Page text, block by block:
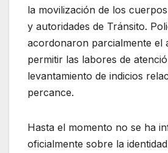
la movilización de los
y autoridades de Tránsito.
acordonaron parcialmente el
permitir las labores de
levantamiento de indicios
percance.
Hasta el momento no se ha
oficialmente sobre la